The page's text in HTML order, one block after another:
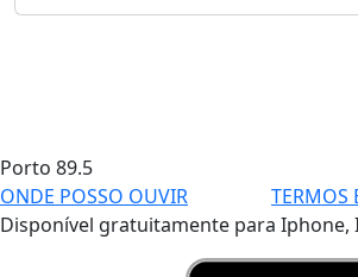
Porto 89.5
ONDE POSSO OUVIR
TERMOS
Disponível gratuitamente para Iphone,